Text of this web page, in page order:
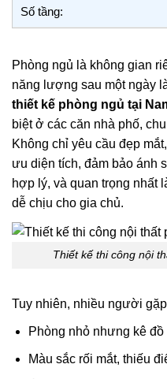
Số tầng:
Phòng ngủ là không gian
năng lượng sau một ngày
thiết kế phòng ngủ tại
biệt ở các căn nhà phố,
Không chỉ yêu cầu đẹp
ưu diện tích, đảm bảo ánh
hợp lý, và quan trọng nhất
dễ chịu cho gia chủ.
Thiết kế thi công nội
Tuy nhiên, nhiều người
Phòng nhỏ nhưng kê đồ
Màu sắc rối mắt, thiếu